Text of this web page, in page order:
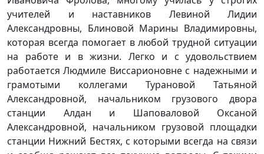
учителей и наставников Левиной Лидии
Александровны, Блиновой Марины Владимировны,
которая всегда помогает в любой трудной ситуации
на работе и в жизни. Легко и с удовольствием
работается Людмиле Виссарионовне с надежными и
грамотыми коллегами Турановой Татьяной
Александровной, начальником грузового двора
станции Алдан и Шаповаловой Оксаной
Александровной, начальником грузовой площадки
станции Нижний Бестях, с которыми всегда на связи